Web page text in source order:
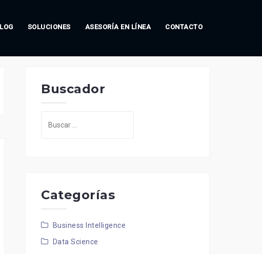
SOLUCIONES ASESORÍA EN LÍNEA CONTACTO
Buscador
Categorías
Business Intelligence
Data Science